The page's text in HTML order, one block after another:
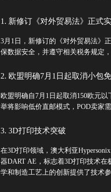
1. 新修订《对外贸易法》正式
3月1日，新修订的《对外贸易法》
保数据安全，并遵守相关税务规定
2. 欧盟明确7月1日起取消小包
欧盟明确自7月1日起取消150欧元
举将影响低价直邮模式，POD卖家
3. 3D打印技术突破
在3D打印领域，澳大利亚
器DART AE，标志着3D打印技术
学和制造工艺上的创新提供了技术参